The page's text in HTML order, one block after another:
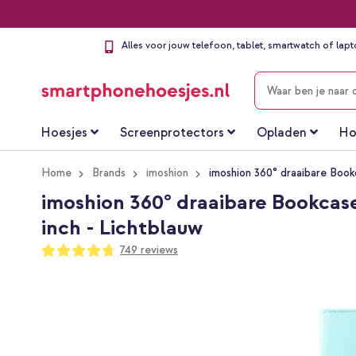
Alles voor jouw telefoon, tablet, smartwatch of
ZOEKEN
Hoesjes Screenprotectors Opladen
Home Brands imoshion imoshion 360° draaibare
imoshion 360° draaibare
inch - Lichtblauw
Waardering:
94
100
749 reviews